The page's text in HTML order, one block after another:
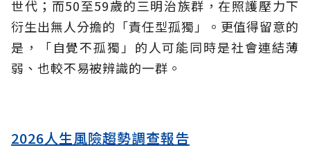
世代；而50至59歲的三明治族群，在照護壓力下
衍生出無人分擔的「責任型孤獨」。更值得留意的
是，「自覺不孤獨」的人可能同時是社會連結薄
弱、也較不易被辨識的一群。
2026人生風險趨勢調查報告